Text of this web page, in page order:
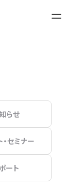
らせ
・セミナー
ート